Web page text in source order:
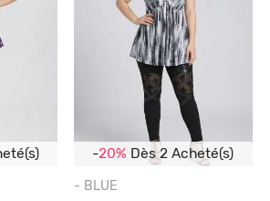
-20% Dès 2 Acheté(s)
- BLUE